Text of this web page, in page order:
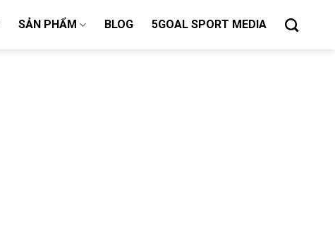
SẢN PHẨM BLOG 5GOAL SPORT MEDIA